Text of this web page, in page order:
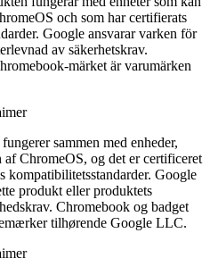
och som har certifierats
Google ansvarar varken för
av säkerhetskrav.
märket är varumärken
sammen med enheder,
ChromeOS, og det er certificeret
kompatibilitetsstandarder. Google
produkt eller produktets
Chromebook og badget
tilhørende Google LLC.